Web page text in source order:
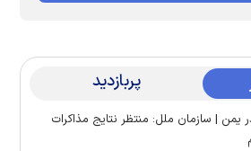
پربازدید
در یمن | سازمان ملل: منتظر نتایج مذاکرات